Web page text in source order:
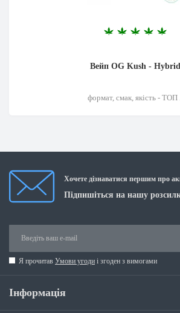
Вейп OG Kush - Hybrid
формат, смак, якість - ТОП
Хочете дізнаватися першим про
Підпишіться на нашу
Я прочитав Умови угоди і згоден з вимогами
Інформація